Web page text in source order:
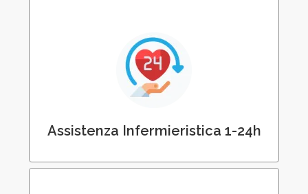
Assistenza Infermieristica 1-24h
Assistenza Infermieristica Diurna e
Notturna